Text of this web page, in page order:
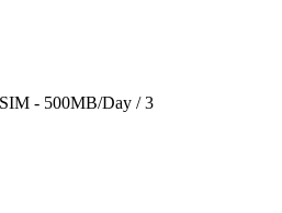
- 500MB/Day / 3